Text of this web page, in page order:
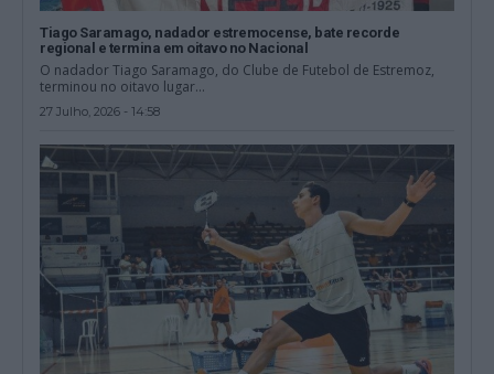
Tiago Saramago, nadador estremocense, bate recorde
regional e termina em oitavo no Nacional
O nadador Tiago Saramago, do Clube de Futebol de Estremoz,
terminou no oitavo lugar...
27 Julho, 2026 - 14:58